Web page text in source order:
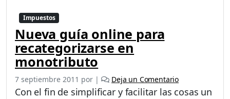
Impuestos
Nueva guía online para
recategorizarse en
monotributo
7 septiembre 2011 por | Deja un Comentario
Con el fin de simplificar y facilitar las cosas un